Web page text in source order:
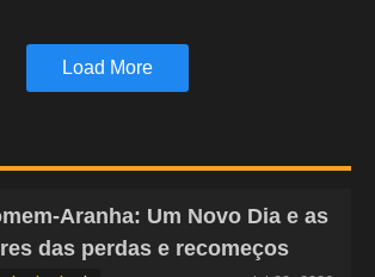
Load More
Aranha: Um Novo Dia e as
das perdas e recomeços